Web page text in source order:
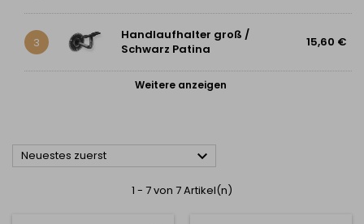
3
Handlaufhalter groß /
Schwarz Patina
15,60 €
Weitere anzeigen
Neuestes zuerst 
1 - 7 von 7 Artikel(n)